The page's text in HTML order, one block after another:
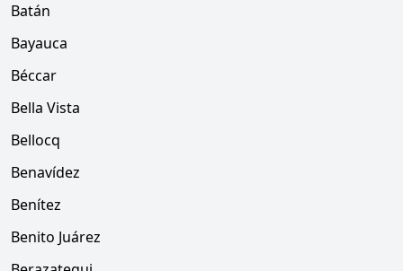
Batán
Bayauca
Béccar
Bella Vista
Bellocq
Benavídez
Benítez
Benito Juárez